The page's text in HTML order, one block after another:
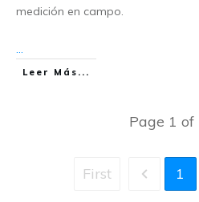
medición en campo.
Leer Más...
Page 1 of
First 1